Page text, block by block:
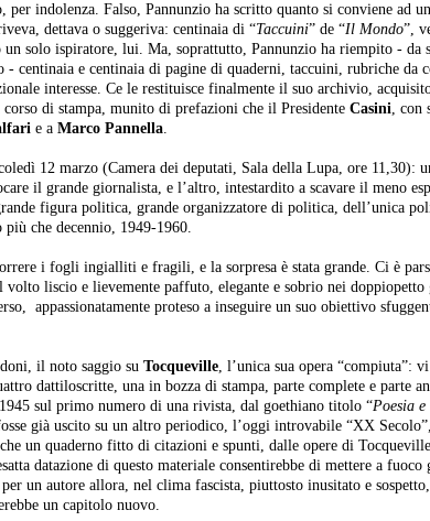
per indolenza. Falso, Pannunzio ha scritto quanto si conviene ad
dettava o suggeriva: centinaia di “Taccuini” de “Il Mondo”,
un solo ispiratore, lui. Ma, soprattutto, Pannunzio ha riempito - da
- centinaia e centinaia di pagine di quaderni, taccuini, rubriche da
interesse. Ce le restituisce finalmente il suo archivio,
di stampa, munito di prefazioni che il Presidente Casini, con
e a Marco Pannella.
12 marzo (Camera dei deputati, Sala della Lupa, ore 11,30):
il grande giornalista, e l’altro, intestardito a scavare il meno
figura politica, grande organizzatore di politica, dell’unica
che decennio, 1949-1960.
i fogli ingialliti e fragili, e la sorpresa è stata grande. Ci è
volto liscio e lievemente paffuto, elegante e sobrio nei
appassionatamente proteso a inseguire un suo obiettivo
il noto saggio su Tocqueville, l’unica sua opera “compiuta”:
dattiloscritte, una in bozza di stampa, parte complete e parte
sul primo numero di una rivista, dal goethiano titolo “Poesia e
già uscito su un altro periodico, l’oggi introvabile “XX
un quaderno fitto di citazioni e spunti, dalle opere di
datazione di questo materiale consentirebbe di mettere a
un autore allora, nel clima fascista, piuttosto inusitato e
un capitolo nuovo.